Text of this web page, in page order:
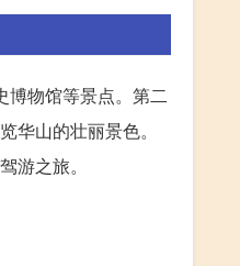
博物馆等景点。第二
山的壮丽景色。
游之旅。